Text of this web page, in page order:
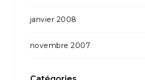
janvier 2008
novembre 2007